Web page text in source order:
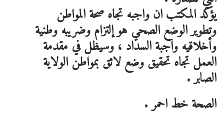
يؤكد المكتب ان واجبه تجاه صحة المواطن
وتطوير الوضع الصحي هو إلتزام وضريبه وطنية
وأخلاقيه واجبة السداد ، وسيظل في مقدمة
العمل تجاه تحقيق وضع لائق بمواطن الولاية
الصابر .
الصحة خط احمر .